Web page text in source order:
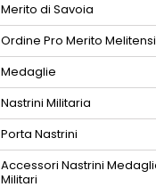
Merito di Savoia
Ordine Pro Merito Melitensi
Medaglie
Nastrini Militaria
Porta Nastrini
Accessori Nastrini
Militari